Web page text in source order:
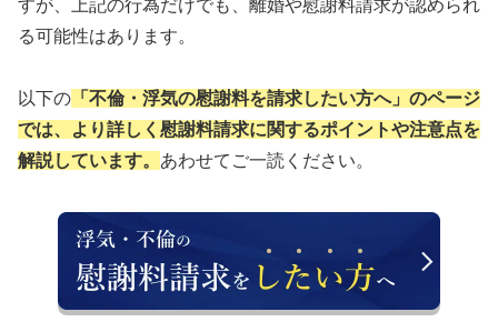
すが、上記の行為だけでも、離婚や慰謝料請求が認められ
る可能性はあります。
以下の 「不倫・浮気の慰謝料を請求したい方へ」のページ
では、より詳しく慰謝料請求に関するポイントや注意点を
解説しています。 あわせてご一読ください。